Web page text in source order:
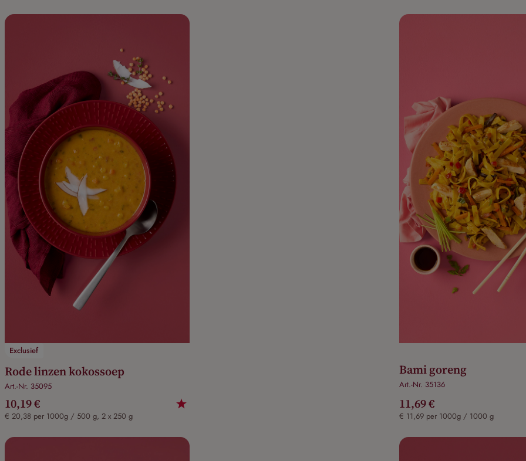
Exclusief
Rode linzen kokossoep
Art.-Nr. 35095
10,19 €
€ 20,38 per 1000g / 500 g, 2 x 250 g
Bami goreng
Art.-Nr. 35136
11,69 €
€ 11,69 per 1000g / 1000 g